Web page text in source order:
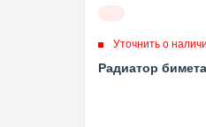
Уточнить о
Радиатор